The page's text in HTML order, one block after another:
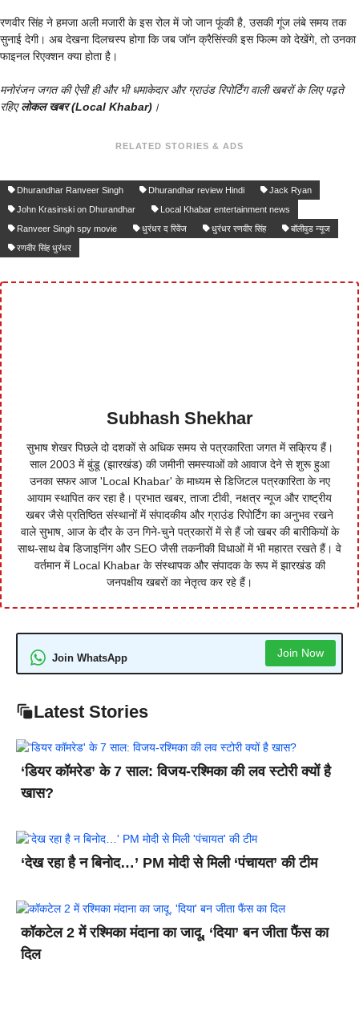
रणवीर सिंह ने हमजा अली मजारी के इस रोल में जो जान फूंकी है, उसकी गूंज लंबे समय तक
सुनाई देगी। अब देखना दिलचस्प होगा कि जब जॉन क्रैसिंस्की इस फिल्म को देखेंगे, तो उनका
फाइनल रिएक्शन क्या होता है।
मनोरंजन जगत की ऐसी ही और भी धमाकेदार और ग्राउंड रिपोर्टिंग वाली खबरों के लिए पढ़ते
रहिएलोकल खबर (Local Khabar) ।
RELATED STORIES & ADS
Dhurandhar Ranveer Singh Dhurandhar review Hindi
Jack Ryan
John Krasinski on Dhurandhar
Local Khabar entertainment news
Ranveer Singh spy movie
धुरंधर द रिवेंज धुरंधर रणवीर सिंह
बॉलीवुड न्यूज
रणवीर सिंह धुरंधर
Subhash Shekhar
सुभाष शेखर पिछले दो दशकों से अधिक समय से पत्रकारिता जगत में सक्रिय हैं।
साल 2003 में बुंडू (झारखंड) की जमीनी समस्याओं को आवाज देने से शुरू हुआ
उनका सफर आज 'Local Khabar' के माध्यम से डिजिटल पत्रकारिता के नए
आयाम स्थापित कर रहा है। प्रभात खबर, ताजा टीवी, नक्षत्र न्यूज और राष्ट्रीय
खबर जैसे प्रतिष्ठित संस्थानों में संपादकीय और ग्राउंड रिपोर्टिंग का अनुभव रखने
वाले सुभाष, आज के दौर के उन गिने-चुने पत्रकारों में से हैं जो खबर की बारीकियों के
साथ-साथ वेब डिजाइनिंग और SEO जैसी तकनीकी विधाओं में भी महारत रखते हैं। वे
वर्तमान में Local Khabar के संस्थापक और संपादक के रूप में झारखंड की
जनपक्षीय खबरों का नेतृत्व कर रहे हैं।
Join WhatsApp Join Now
Latest Stories
‘डियर कॉमरेड’ के 7 साल: विजय-रश्मिका की लव स्टोरी क्यों है
खास?
‘देख रहा है न बिनोद…’ PM मोदी से मिली ‘पंचायत’ की टीम
कॉकटेल 2 में रश्मिका मंदाना का जादू, ‘दिया’ बन जीता फैंस का
दिल